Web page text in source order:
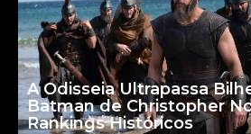
A Odisseia Ultrapassa
Batman de Christopher
Rankings Históricos